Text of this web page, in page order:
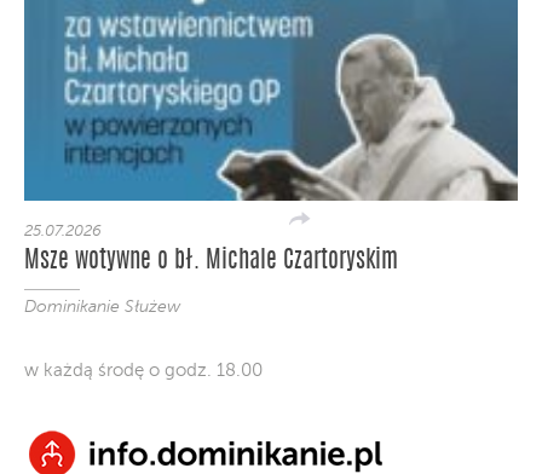
25.07.2026
Msze wotywne o bł. Michale Czartoryskim
Dominikanie Służew
w każdą środę o godz. 18.00